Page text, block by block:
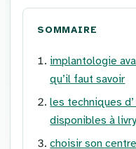
SOMMAIRE
implantologie
qu’il faut savoir
les techniques
disponibles à
choisir son